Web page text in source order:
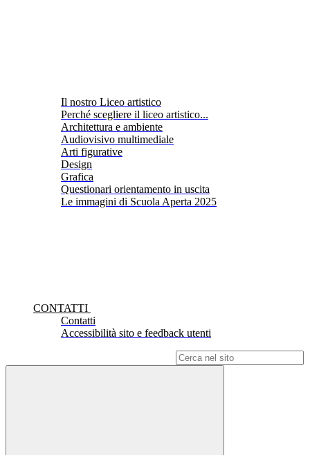
Il nostro Liceo artistico
Perché scegliere il liceo artistico...
Architettura e ambiente
Audiovisivo multimediale
Arti figurative
Design
Grafica
Questionari orientamento in uscita
Le immagini di Scuola Aperta 2025
CONTATTI
Contatti
Accessibilità sito e feedback utenti